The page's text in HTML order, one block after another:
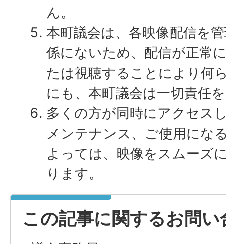
ん。
本町議会は、各映像配信を
係にないため、配信が正常
たは視聴することにより何
にも、本町議会は一切責任
多くの方が同時にアクセス
メンテナンス、ご使用にな
よっては、映像をスムーズ
ります。
この記事に関するお問い